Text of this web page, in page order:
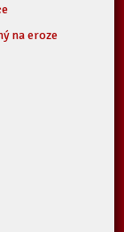
na eroze